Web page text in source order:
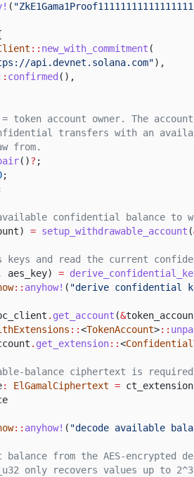
(
:: new_with_commitment (
api.devnet.solana.com"),
confirmed (),
token account owner. The account
transfers with an
from.
()? ;
;
confidential balance to
= setup_withdrawable_account (
and read the current
aes_key) =
:: anyhow! ( "derive confidential
. get_account (&
::<TokenAccount>::
. get_extension::<
balance ciphertext is
: ElGamalCiphertext = ct_extension
:: anyhow! ( "decode available
from the AES-encrypted
only recovers values up to